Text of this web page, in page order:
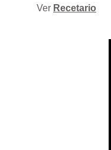
Ver Recetario